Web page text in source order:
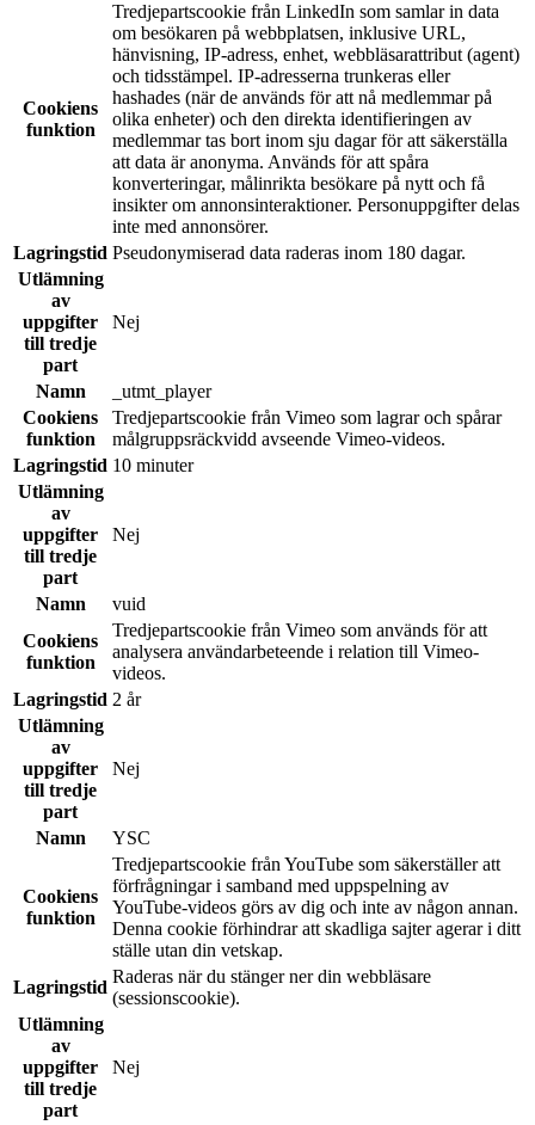
Cookiens
funktion
Tredjepartscookie från LinkedIn som samlar in data
om besökaren på webbplatsen, inklusive URL,
hänvisning, IP-adress, enhet, webbläsarattribut (agent)
och tidsstämpel. IP-adresserna trunkeras eller
hashades (när de används för att nå medlemmar på
olika enheter) och den direkta identifieringen av
medlemmar tas bort inom sju dagar för att säkerställa
att data är anonyma. Används för att spåra
konverteringar, målinrikta besökare på nytt och få
insikter om annonsinteraktioner. Personuppgifter delas
inte med annonsörer.
Lagringstid Pseudonymiserad data raderas inom 180 dagar.
Utlämning
av
uppgifter
till tredje
part
Nej
Namn
_utmt_player
Cookiens
funktion
Tredjepartscookie från Vimeo som lagrar och spårar
målgruppsräckvidd avseende Vimeo-videos.
Lagringstid 10 minuter
Utlämning
av
uppgifter
till tredje
part
Nej
Namn
vuid
Cookiens
funktion
Tredjepartscookie från Vimeo som används för att
analysera användarbeteende i relation till Vimeo-
videos.
Lagringstid 2 år
Utlämning
av
uppgifter
till tredje
part
Nej
Namn YSC
Cookiens
funktion
Tredjepartscookie från YouTube som säkerställer att
förfrågningar i samband med uppspelning av
YouTube-videos görs av dig och inte av någon annan.
Denna cookie förhindrar att skadliga sajter agerar i ditt
ställe utan din vetskap.
Lagringstid
Raderas när du stänger ner din webbläsare
(sessionscookie).
Utlämning
av
uppgifter
till tredje
part
Nej